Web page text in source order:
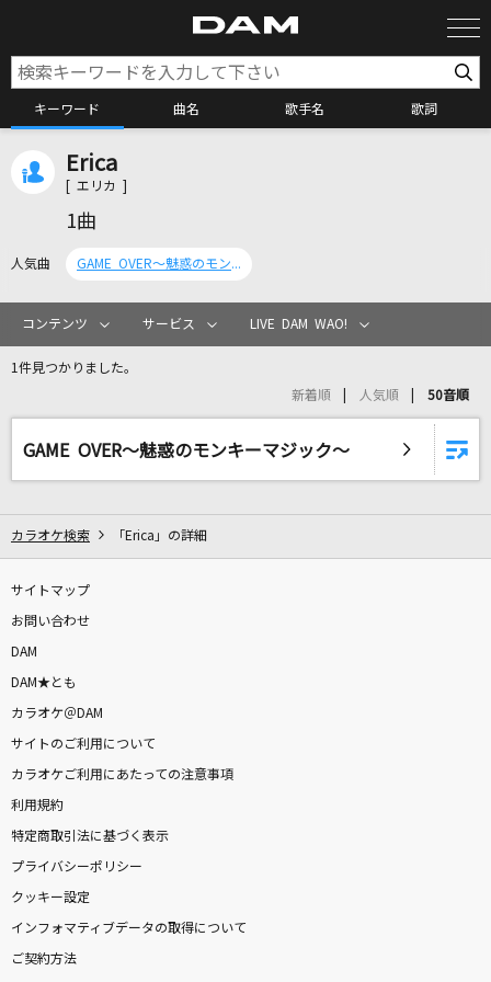
キーワード 曲名 歌手名 歌詞
カラオケリクエスト
リアルタイムで歌われている曲の一覧
マルシィ
ライラック
ダ・カーポ～第2ボタンの誓い～
yozuca*
[生音]ツバサ
アンダーグラフ
Erica
[ エリカ ]
1曲
人気曲 GAME OVER～魅惑のモンキーマジック～
コンテンツ サービス LIVE DAM WAO!
1件見つかりました。
新着順 人気順 50音順
GAME OVER～魅惑のモンキーマジック～
カラオケ検索 「Erica」の詳細
サイトマップ
お問い合わせ
DAM
DAM★とも
カラオケ＠DAM
サイトのご利用について
カラオケご利用にあたっての注意事項
利用規約
特定商取引法に基づく表示
プライバシーポリシー
クッキー設定
インフォマティブデータの取得について
ご契約方法